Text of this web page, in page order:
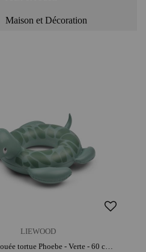
Maison et Décoration
LIEWOOD
LIEWOOD Bouée tortue Phoebe - Verte - 60 cm | dès 3 ans | activité plein air | facile à transporter | jeu de plage